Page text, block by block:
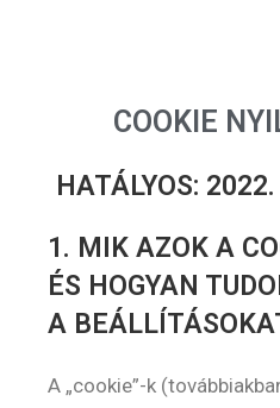
COOKIE
HATÁLYOS:
1. MIK AZOK A
ÉS HOGYAN
A
A „cookie”-k